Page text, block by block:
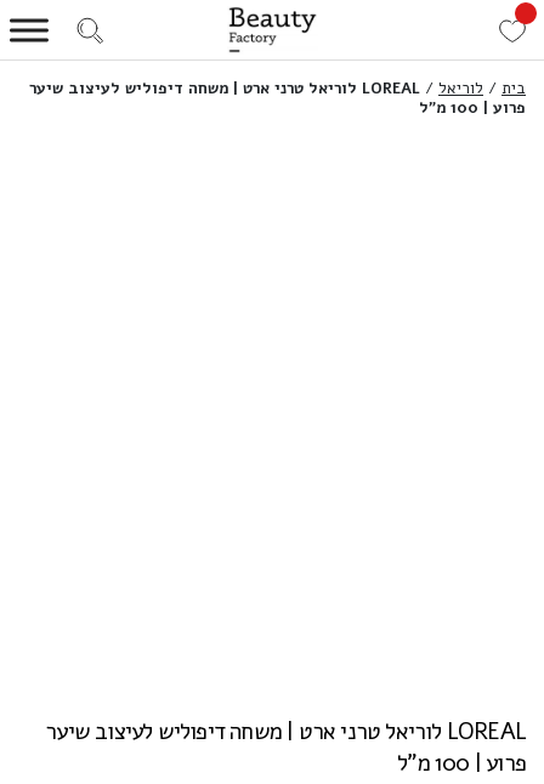
בית / לוריאל /
LOREAL לוריאל טרני ארט | משחה דיפוליש לעיצוב שיער
פרוע | 100 מ”ל
LOREAL לוריאל טרני ארט | משחה דיפוליש לעיצוב שיער
פרוע | 100 מ"ל